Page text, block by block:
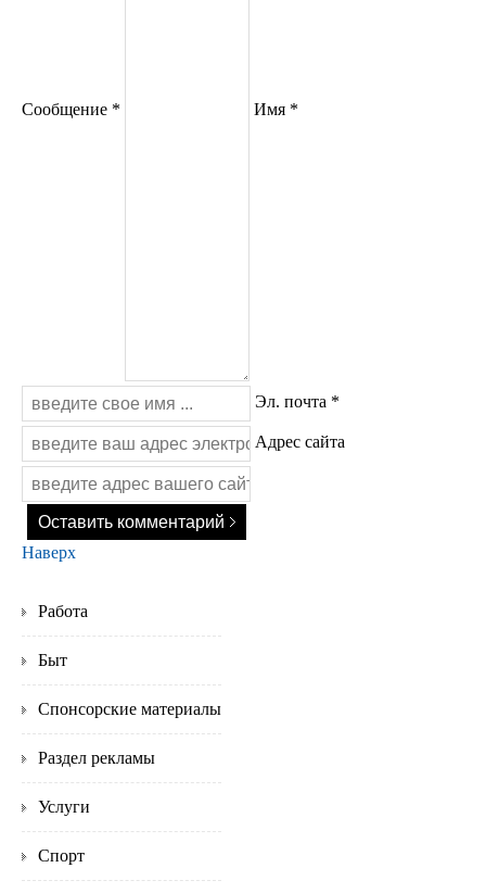
Сообщение * Имя *
Эл. почта *
Адрес сайта
Наверх
Работа
Быт
Спонсорские материалы
Раздел рекламы
Услуги
Спорт